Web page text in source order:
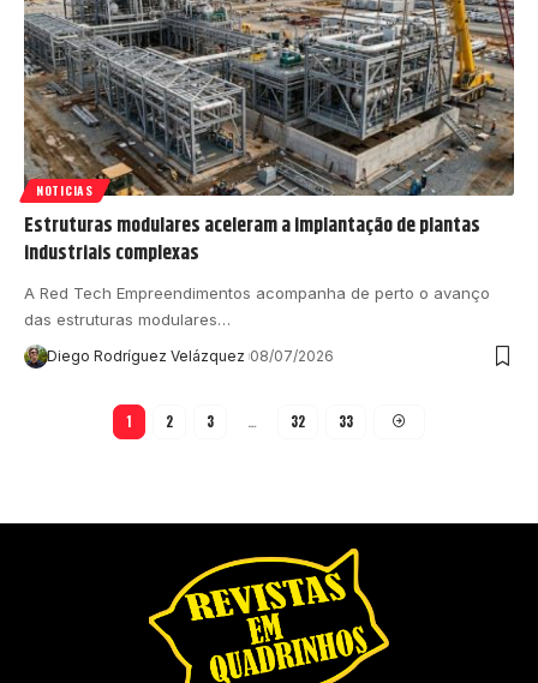
NOTICIAS
Estruturas modulares aceleram a implantação de plantas
industriais complexas
A Red Tech Empreendimentos acompanha de perto o avanço
das estruturas modulares…
Diego Rodríguez Velázquez 08/07/2026
1 2 3 … 32 33